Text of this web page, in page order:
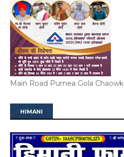
Main Road Purnea Gola Chaowk
HIMANI